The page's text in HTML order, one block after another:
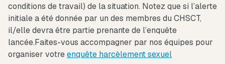
conditions de travail) de la situation. Notez que si l’alerte
initiale a été donnée par un des membres du CHSCT,
il/elle devra être partie prenante de l’enquête
lancée.Faites-vous accompagner par nos équipes pour
organiser votreenquête harcèlement sexuel